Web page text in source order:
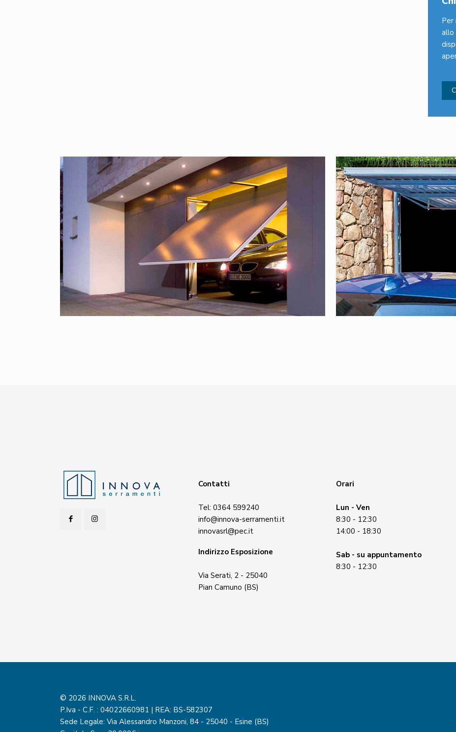
Per
allo
Contatti
Tel: 0364 599240
info@innova-serramenti.it
innovasrl@pec.it
Indirizzo Esposizione
Via Serati, 2 - 25040
Pian Camuno (BS)
Orari
Lun - Ven
8:30 - 12:30
14:00 - 18:30
Sab - su appuntamento
8:30 - 12:30
© 2026 INNOVA S.R.L.
P.Iva - C.F. : 04022660981 | REA: BS-582307
Sede Legale: Via Alessandro Manzoni, 84 - 25040 - Esine (BS)